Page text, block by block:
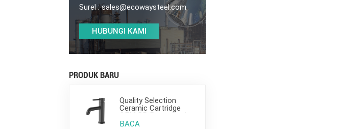
Surel :sales@ecowaysteel.com
HUBUNGI KAMI
PRODUK BARU
Quality Selection
Ceramic Cartridge
OEM DR Brass Basin
Taps For Home Hotel
BACA